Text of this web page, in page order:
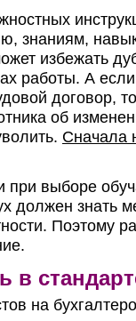
знаниям,
избежать
работы. А
договор,
об
Сначала
при выборе
должен знать
Поэтому
в
на